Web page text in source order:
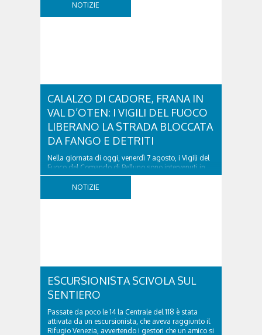
NOTIZIE
CALALZO DI CADORE, FRANA IN
VAL D’OTEN: I VIGILI DEL FUOCO
LIBERANO LA STRADA BLOCCATA
DA FANGO E DETRITI
Nella giornata di oggi, venerdì 7 agosto, i Vigili del
Fuoco del Comando di Belluno sono intervenuti in
località Diassa, in Val d’Oten, nel comune di Calalzo
di Cadore, per liberare una strada rimasta bloccata
NOTIZIE
ESCURSIONISTA SCIVOLA SUL
SENTIERO
Passate da poco le 14 la Centrale del 118 è stata
attivata da un escursionista, che aveva raggiunto il
Rifugio Venezia, avvertendo i gestori che un amico si